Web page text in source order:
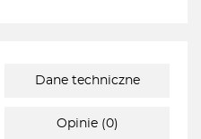
Dane techniczne
Opinie (0)